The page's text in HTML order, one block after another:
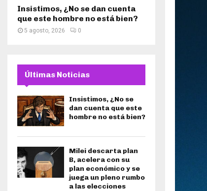
Insistimos, ¿No se dan cuenta
que este hombre no está bien?
5 agosto, 2026 0
Últimas Noticias
Insistimos, ¿No se
dan cuenta que este
hombre no está bien?
Milei descarta plan
B, acelera con su
plan económico y se
juega un pleno rumbo
a las elecciones